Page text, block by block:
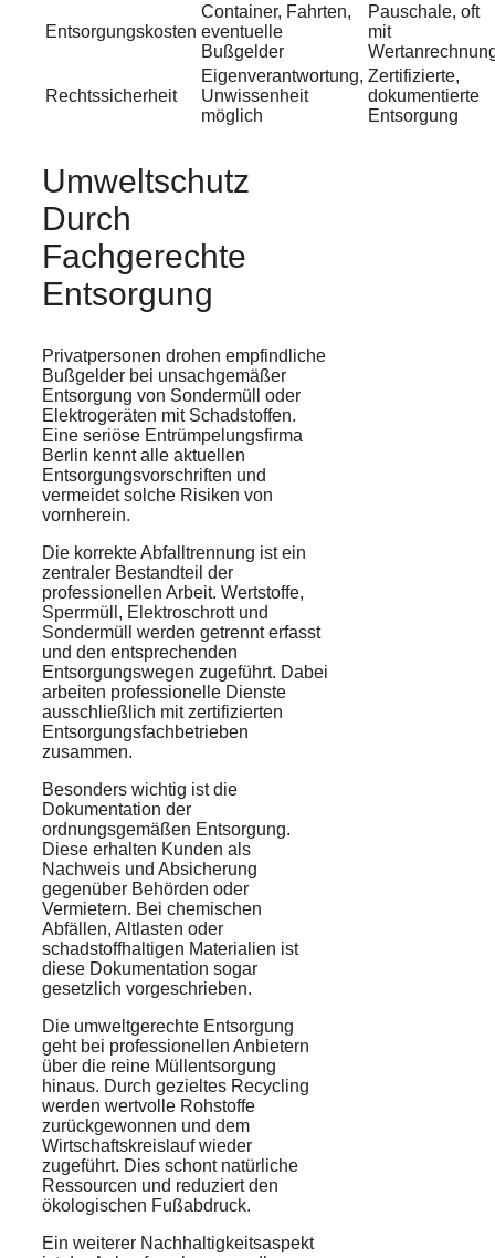
Entsorgungskosten
Container, Fahrten,
eventuelle
Bußgelder
Pauschale, oft
mit
Rechtssicherheit
Eigenverantwortung,
Unwissenheit
möglich
Zertifizierte,
dokumentierte
Entsorgung
Umweltschutz
Durch
Fachgerechte
Entsorgung
Privatpersonen drohen empfindliche
Bußgelder bei unsachgemäßer
Entsorgung von Sondermüll oder
Elektrogeräten mit Schadstoffen.
Eine seriöse Entrümpelungsfirma
Berlin kennt alle aktuellen
Entsorgungsvorschriften und
vermeidet solche Risiken von
vornherein.
Die korrekte Abfalltrennung ist ein
zentraler Bestandteil der
professionellen Arbeit. Wertstoffe,
Sperrmüll, Elektroschrott und
Sondermüll werden getrennt erfasst
und den entsprechenden
Entsorgungswegen zugeführt. Dabei
arbeiten professionelle Dienste
ausschließlich mit zertifizierten
Entsorgungsfachbetrieben
zusammen.
Besonders wichtig ist die
Dokumentation der
ordnungsgemäßen Entsorgung.
Diese erhalten Kunden als
Nachweis und Absicherung
gegenüber Behörden oder
Vermietern. Bei chemischen
Abfällen, Altlasten oder
schadstoffhaltigen Materialien ist
diese Dokumentation sogar
gesetzlich vorgeschrieben.
Die umweltgerechte Entsorgung
geht bei professionellen Anbietern
über die reine Müllentsorgung
hinaus. Durch gezieltes Recycling
werden wertvolle Rohstoffe
zurückgewonnen und dem
Wirtschaftskreislauf wieder
zugeführt. Dies schont natürliche
Ressourcen und reduziert den
ökologischen Fußabdruck.
Ein weiterer Nachhaltigkeitsaspekt